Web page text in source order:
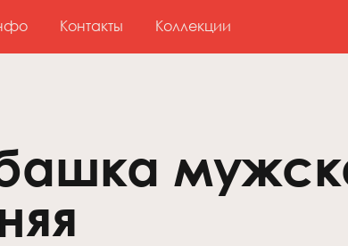
Контакты Коллекции